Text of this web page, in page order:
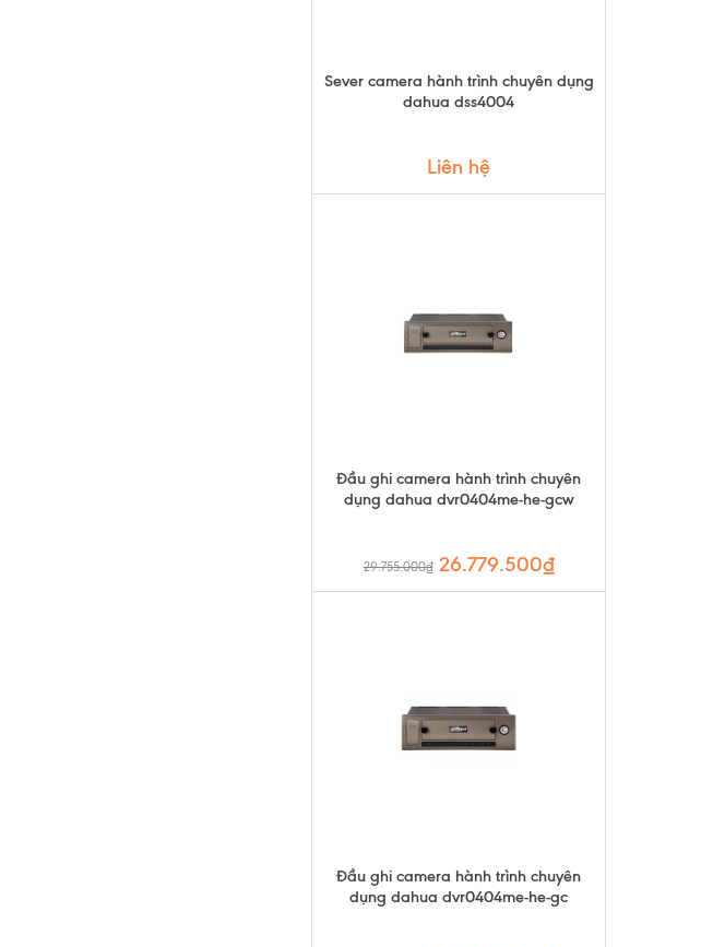
Sever camera hành trình chuyên dụng
dahua dss4004
Liên hệ
Đầu ghi camera hành trình chuyên
dụng dahua dvr0404me-he-gcw
29.755.000₫ 26.779.500₫
Đầu ghi camera hành trình chuyên
dụng dahua dvr0404me-he-gc